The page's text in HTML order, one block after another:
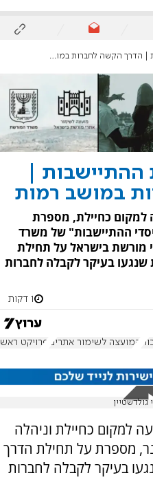
הקשה לחברות במושב רמות
ההתיישבות |
במושב רמות
למקום כחיילת, מספרת
ההתיישבות" של משרד
מורשת בישראל על תחילת
בעיקר לקבלה לחברות
1 דקות
המועצה לשימור אתרים פרויקט
למקום כחיילת וניהלה
מספרת על תחילת הדרך
בעיקר לקבלה לחברות